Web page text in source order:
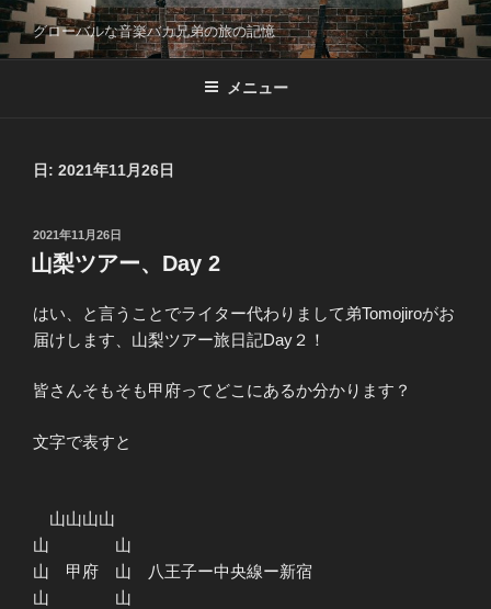
コ
ン
テ
グローバルな音楽バカ兄弟の旅の記憶
メニュー
日: 2021年11月26日
投
稿
日:
2021年11月26日
山梨ツアー、Day 2
はい、と言うことでライター代わりまして弟Tomojiroがお
届けします、山梨ツアー旅日記Day２！
皆さんそもそも甲府ってどこにあるか分かります？
文字で表すと
山山山山
山 山
山 甲府 山 八王子ー中央線ー新宿
山 山